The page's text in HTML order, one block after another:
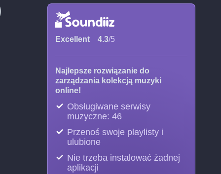
Excellent 4.3/5
Najlepsze rozwiązanie do
zarządzania kolekcją muzyki
online!
Obsługiwane serwisy
muzyczne: 46
Przenoś swoje playlisty i
ulubione
Nie trzeba instalować żadnej
aplikacji